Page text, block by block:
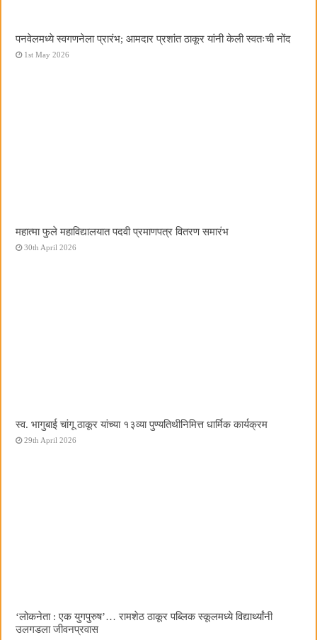
पनवेलमध्ये स्वगणनेला प्रारंभ; आमदार प्रशांत ठाकूर यांनी केली स्वतःची नोंद
1st May 2026
महात्मा फुले महाविद्यालयात पदवी प्रमाणपत्र वितरण समारंभ
30th April 2026
स्व. भागुबाई चांगू ठाकूर यांच्या १३व्या पुण्यतिथीनिमित्त धार्मिक कार्यक्रम
29th April 2026
‌‘लोकनेता : एक युगपुरुष‌’… रामशेठ ठाकूर पब्लिक स्कूलमध्ये विद्यार्थ्यांनी
उलगडला जीवनप्रवास